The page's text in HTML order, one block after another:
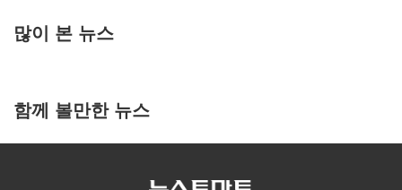
많이 본 뉴스
함께 볼만한 뉴스